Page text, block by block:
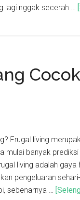
lagi nggak secerah …
Frugal living
mulai banyak
living adalah gaya
pengeluaran
sebenarnya …